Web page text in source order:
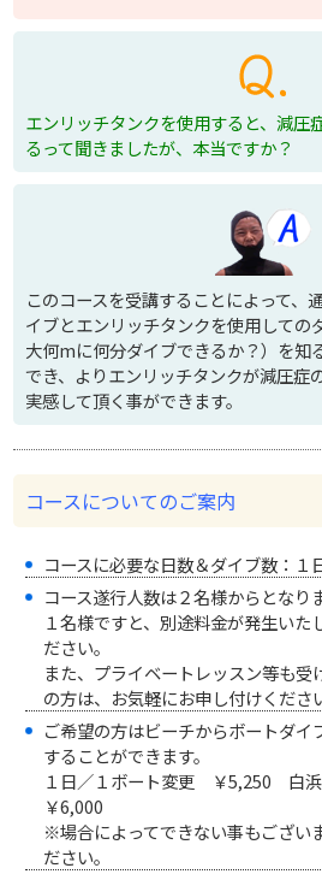
エンリッチタンクを使用すると、減圧
るって聞きましたが、本当ですか？
このコースを受講することによって、
イブとエンリッチタンクを使用しての
大何mに何分ダイブできるか？）を知
でき、よりエンリッチタンクが減圧症
実感して頂く事ができます。
コースについてのご案内
コースに必要な日数＆ダイブ数：１
コース遂行人数は２名様からとなり
１名様ですと、別途料金が発生いた
ださい。
また、プライベートレッスン等も受
の方は、お気軽にお申し付けくださ
ご希望の方はビーチからボートダ
することができます。
１日／１ボート変更 ￥5,250 白
￥6,000
※場合によってできない事もござい
ださい。